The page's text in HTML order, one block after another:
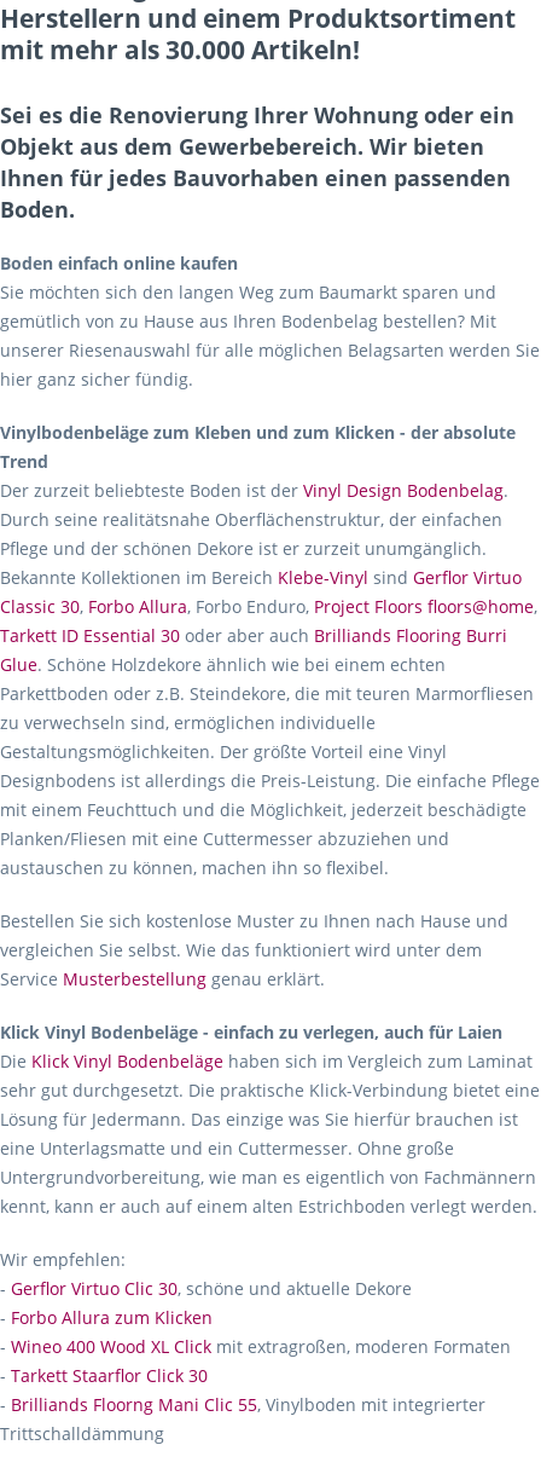
Herstellern und einem Produktsortiment
mit mehr als 30.000 Artikeln!
Sei es die Renovierung Ihrer Wohnung oder ein
Objekt aus dem Gewerbebereich. Wir bieten
Ihnen für jedes Bauvorhaben einen passenden
Boden.
Boden einfach online kaufen
Sie möchten sich den langen Weg zum Baumarkt sparen und
gemütlich von zu Hause aus Ihren Bodenbelag bestellen? Mit
unserer Riesenauswahl für alle möglichen Belagsarten werden Sie
hier ganz sicher fündig.
Vinylbodenbeläge zum Kleben und zum Klicken - der absolute
Trend
Der zurzeit beliebteste Boden ist der Vinyl Design Bodenbelag.
Durch seine realitätsnahe Oberflächenstruktur, der einfachen
Pflege und der schönen Dekore ist er zurzeit unumgänglich.
Bekannte Kollektionen im Bereich Klebe-Vinyl sind Gerflor Virtuo
Classic 30, Forbo Allura, Forbo Enduro, Project Floors floors@home,
Tarkett ID Essential 30 oder aber auch Brilliands Flooring Burri
Glue. Schöne Holzdekore ähnlich wie bei einem echten
Parkettboden oder z.B. Steindekore, die mit teuren Marmorfliesen
zu verwechseln sind, ermöglichen individuelle
Gestaltungsmöglichkeiten. Der größte Vorteil eine Vinyl
Designbodens ist allerdings die Preis-Leistung. Die einfache Pflege
mit einem Feuchttuch und die Möglichkeit, jederzeit beschädigte
Planken/Fliesen mit eine Cuttermesser abzuziehen und
austauschen zu können, machen ihn so flexibel.
Bestellen Sie sich kostenlose Muster zu Ihnen nach Hause und
vergleichen Sie selbst. Wie das funktioniert wird unter dem
Service Musterbestellung genau erklärt.
Klick Vinyl Bodenbeläge - einfach zu verlegen, auch für Laien
Die Klick Vinyl Bodenbeläge haben sich im Vergleich zum Laminat
sehr gut durchgesetzt. Die praktische Klick-Verbindung bietet eine
Lösung für Jedermann. Das einzige was Sie hierfür brauchen ist
eine Unterlagsmatte und ein Cuttermesser. Ohne große
Untergrundvorbereitung, wie man es eigentlich von Fachmännern
kennt, kann er auch auf einem alten Estrichboden verlegt werden.
Wir empfehlen:
- Gerflor Virtuo Clic 30, schöne und aktuelle Dekore
- Forbo Allura zum Klicken
- Wineo 400 Wood XL Click mit extragroßen, moderen Formaten
- Tarkett Staarflor Click 30
- Brilliands Floorng Mani Clic 55, Vinylboden mit integrierter
Trittschalldämmung